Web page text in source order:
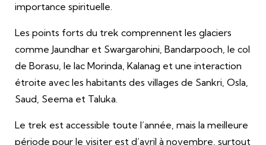
importance spirituelle.
Les points forts du trek comprennent les glaciers
comme Jaundhar et Swargarohini, Bandarpooch, le col
de Borasu, le lac Morinda, Kalanag et une interaction
étroite avec les habitants des villages de Sankri, Osla,
Saud, Seema et Taluka.
Le trek est accessible toute l’année, mais la meilleure
période pour le visiter est d’avril à novembre, surtout